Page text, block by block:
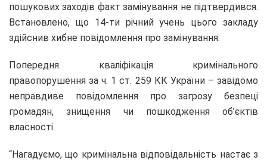
пошукових заходів факт замінування не підтвердився.
Встановлено, що 14-ти річний учень цього закладу
здійснив хибне повідомлення про замінування.
Попередня кваліфікація кримінального
правопорушення за ч. 1 ст. 259 КК України – завідомо
неправдиве повідомлення про загрозу безпеці
громадян, знищення чи пошкодження об’єктів
власності.
“Нагадуємо, що кримінальна відповідальність настає з